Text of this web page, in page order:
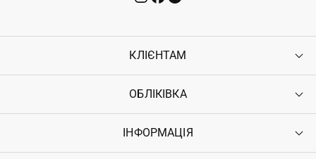
КЛІЄНТАМ
Контакти
Повернення
Гарантія
ОБЛІКІВКА
Увійти
ІНФОРМАЦІЯ